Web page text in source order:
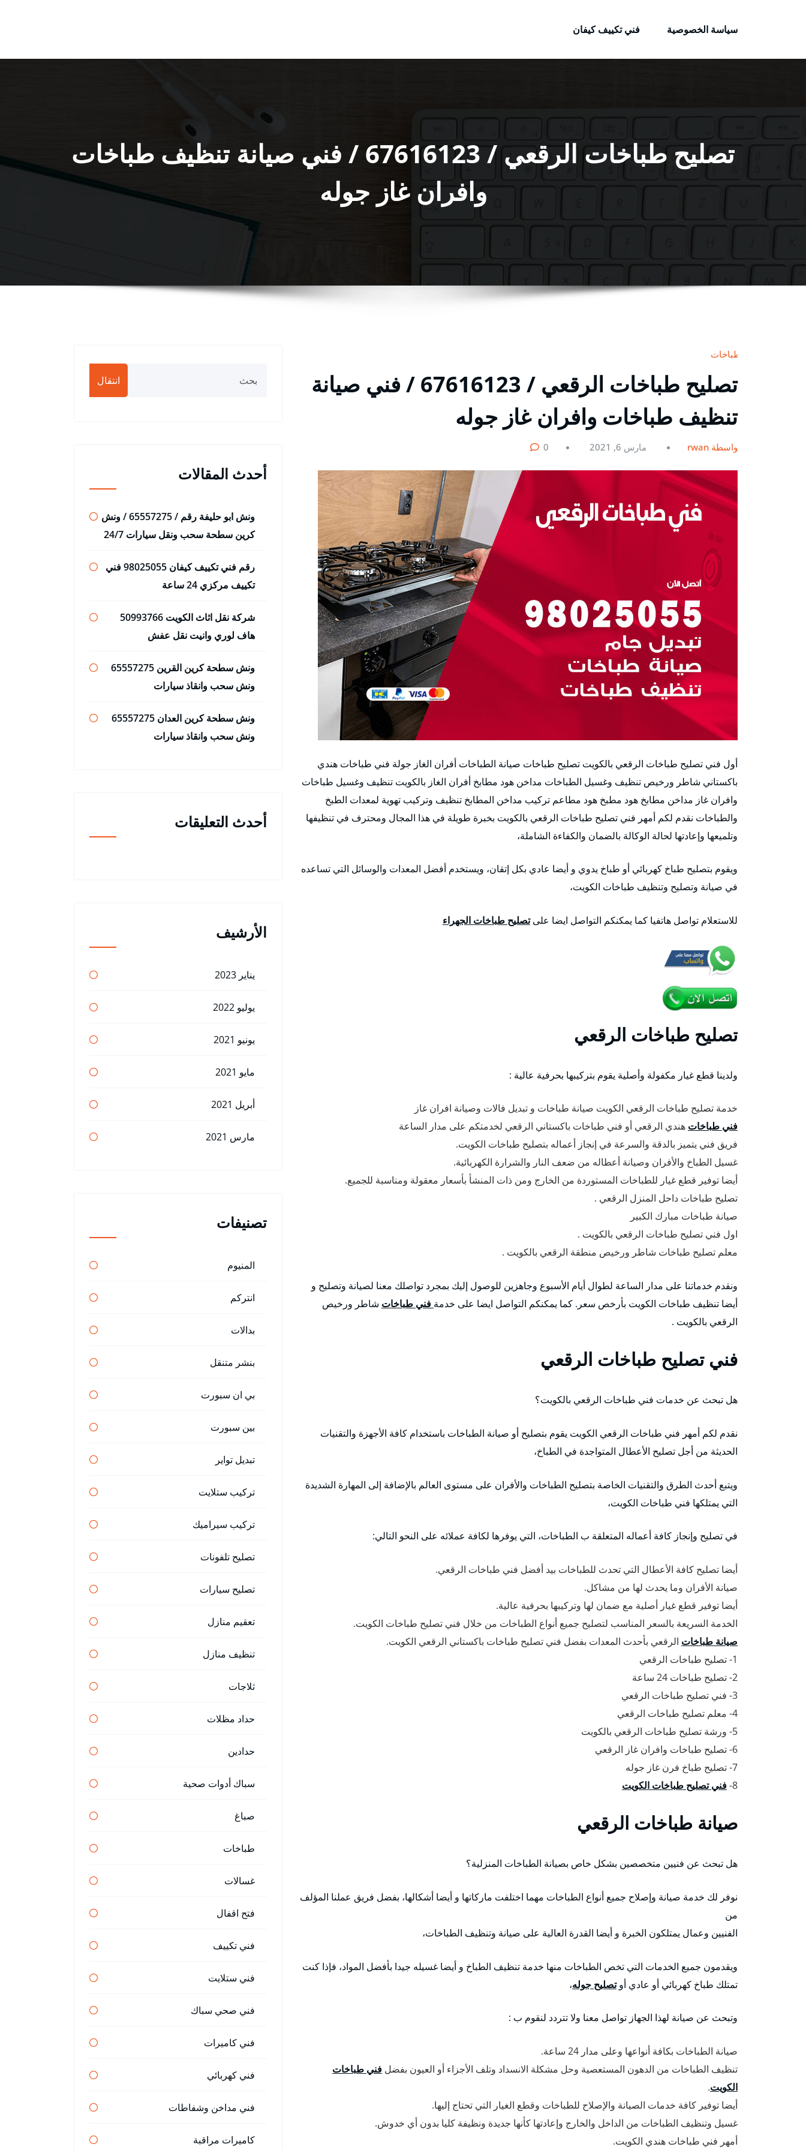
سياسة الخصوصية
فني تكييف كيفان
تصليح طباخات الرقعي / 67616123 / فني صيانة تنظيف طباخات
وافران غاز جوله
طباخات
تصليح طباخات الرقعي / 67616123 / فني صيانة
تنظيف طباخات وافران غاز جوله
بواسطة rwan مارس 6, 2021 0
أول فني تصليح طباخات الرقعي بالكويت تصليح طباخات صيانة الطباخات أفران الغاز جولة فني طباخات هندي
باكستاني شاطر ورخيص تنظيف وغسيل الطباخات مداخن هود مطابخ أفران الغاز بالكويت تنظيف وغسيل طباخات
وافران غاز مداخن مطابخ هود مطبخ هود مطاعم تركيب مداخن المطابخ تنظيف وتركيب تهوية لمعدات الطبخ
والطباخات نقدم لكم أمهر فني تصليح طباخات الرقعي بالكويت بخبرة طويلة في هذا المجال ومحترف في تنظيفها
وتلميعها وإعادتها لحالة الوكالة بالضمان والكفاءة الشاملة،
ويقوم بتصليح طباخ كهربائي أو طباخ يدوي و أيضا عادي بكل إتقان، ويستخدم أفضل المعدات والوسائل التي تساعده
في صيانة وتصليح وتنظيف طباخات الكويت،
للاستعلام تواصل هاتفيا كما يمكنكم التواصل ايضا علىتصليح طباخات الجهراء
تصليح طباخات الرقعي
ولدينا قطع غيار مكفولة وأصلية يقوم بتركيبها بحرفية عالية :
خدمة تصليح طباخات الرقعي الكويت صيانة طباخات و تبديل فالات وصيانة افران غاز
فني طباخات هندي الرقعي أو فني طباخات باكستاني الرقعي لخدمتكم على مدار الساعة
فريق فني يتميز بالدقة والسرعة في إنجاز أعماله بتصليح طباخات الكويت.
غسيل الطباخ والأفران وصيانة أعطاله من ضعف النار والشرارة الكهربائية.
أيضا توفير قطع غيار للطباخات المستوردة من الخارج ومن ذات المنشأ بأسعار معقولة ومناسبة للجميع.
تصليح طباخات داحل المنزل الرقعي .
صيانة طباخات مبارك الكبير
اول فني تصليح طباخات الرقعي بالكويت .
معلم تصليح طباخات شاطر ورخيص منطقة الرقعي بالكويت .
ونقدم خدماتنا على مدار الساعة لطوال أيام الأسبوع وجاهزين للوصول إليك بمجرد تواصلك معنا لصيانة وتصليح و
أيضا تنظيف طباخات الكويت بأرخص سعر. كما يمكنكم التواصل ايضا على خدمة فني طباخات شاطر ورخيص
الرقعي بالكويت .
فني تصليح طباخات الرقعي
هل تبحث عن خدمات فني طباخات الرقعي بالكويت؟
نقدم لكم أمهر فني طباخات الرقعي الكويت يقوم بتصليح أو صيانة الطباخات باستخدام كافة الأجهزة والتقنيات
الحديثة من أجل تصليح الأعطال المتواجدة في الطباخ،
ويتبع أحدث الطرق والتقنيات الخاصة بتصليح الطباخات والأفران على مستوى العالم بالإضافة إلى المهارة الشديدة
التي يمتلكها فني طباخات الكويت،
في تصليح وإنجاز كافة أعماله المتعلقة ب الطباخات، التي يوفرها لكافة عملائه على النحو التالي:
أيضا تصليح كافة الأعطال التي تحدث للطباخات بيد أفضل فني طباخات الرقعي.
صيانة الأفران وما يحدث لها من مشاكل.
أيضا توفير قطع غيار أصلية مع ضمان لها وتركيبها بحرفية عالية.
الخدمة السريعة بالسعر المناسب لتصليح جميع أنواع الطباخات من خلال فني تصليح طباخات الكويت.
صيانة طباخات الرقعي بأحدث المعدات بفضل فني تصليح طباخات باكستاني الرقعي الكويت.
1- تصليح طباخات الرقعي
2- تصليح طباخات 24 ساعة
3- فني تصليح طباخات الرقعي
4- معلم تصليح طباخات الرقعي
5- ورشة تصليح طباخات الرقعي بالكويت
6- تصليح طباخات وافران غاز الرقعي
7- تصليح طباخ فرن غاز جوله
8- فني تصليح طباخات الكويت
صيانة طباخات الرقعي
هل تبحث عن فنيين متخصصين بشكل خاص بصيانة الطباخات المنزلية؟
نوفر لك خدمة صيانة وإصلاح جميع أنواع الطباخات مهما اختلفت ماركاتها و أيضا أشكالها، بفضل فريق عملنا المؤلف
من
الفنيين وعمال يمتلكون الخبرة و أيضا القدرة العالية على صيانة وتنظيف الطباخات،
ويقدمون جميع الخدمات التي تخص الطباخات منها خدمة تنظيف الطباخ و أيضا غسيله جيدا بأفضل المواد، فإذا كنت
تمتلك طباخ كهربائي أو عادي أوتصليح جوله،
وتبحث عن صيانة لهذا الجهاز تواصل معنا ولا تتردد لنقوم ب :
صيانة الطباخات بكافة أنواعها وعلى مدار 24 ساعة.
تنظيف الطباخات من الدهون المستعصية وحل مشكلة الانسداد وتلف الأجزاء أو العيون بفضل فني طباخات
الكويت.
أيضا توفير كافة خدمات الصيانة والإصلاح للطباخات وقطع الغيار التي تحتاج إليها.
غسيل وتنظيف الطباخات من الداخل والخارج وإعادتها كأنها جديدة ونظيفة كليا بدون أي خدوش.
أمهر فني طباخات هندي الكويت.
انتقال
أحدث المقالات
ونش ابو حليفة رقم / 65557275 / ونش
كرين سطحة سحب ونقل سيارات 24/7
رقم فني تكييف كيفان 98025055 فني
تكييف مركزي 24 ساعة
شركة نقل اثاث الكويت 50993766
هاف لوري وانيت نقل عفش
ونش سطحة كرين القرين 65557275
ونش سحب وانقاذ سيارات
ونش سطحة كرين العدان 65557275
ونش سحب وانقاذ سيارات
أحدث التعليقات
الأرشيف
يناير 2023
يوليو 2022
يونيو 2021
مايو 2021
أبريل 2021
مارس 2021
تصنيفات
المنيوم
انتركم
بدالات
بنشر متنقل
بي ان سبورت
بين سبورت
تبديل تواير
تركيب ستلايت
تركيب سيراميك
تصليح تلفونات
تصليح سيارات
تعقيم منازل
تنظيف منازل
ثلاجات
حداد مظلات
حدادين
سباك أدوات صحية
صباغ
طباخات
غسالات
فتح اقفال
فني تكييف
فني ستلايت
فني صحي سباك
فني كاميرات
فني كهربائي
فني مداخن وشفاطات
كاميرات مراقبة